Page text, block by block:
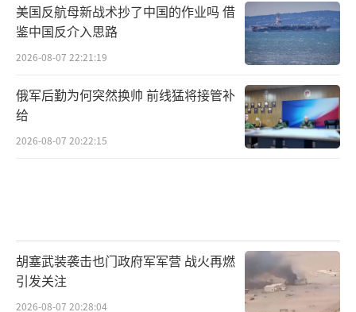
美国反航母新战术抄了中国的作业吗 借
鉴中国反介入思路
2026-08-07 22:21:19
俄军后勤为何突然换帅 前线猛将接管补
给
2026-08-07 20:22:15
胡塞武装袭击也门政府军军营 战火再燃
引发关注
2026-08-07 20:28:04